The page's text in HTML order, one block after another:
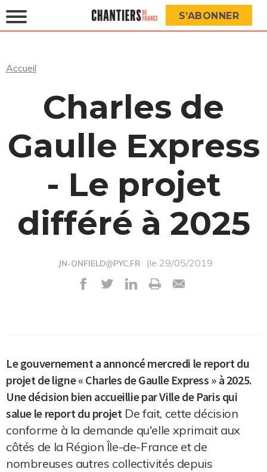
S’ABONNER
Accueil
Charles de
Gaulle Express
- Le projet
différé à 2025
JN-ONFIELD@PYC.FR |le 29/05/2019
Le gouvernement a annoncé mercredi le report du
projet de ligne « Charles de Gaulle Express » à 2025.
Une décision bien accueillie par Ville de Paris qui
salue le report du projetDe fait, cette décision
conforme à la demande qu'elle xprimait aux
côtés de la Région Île-de-France et de
nombreuses autres collectivités depuis